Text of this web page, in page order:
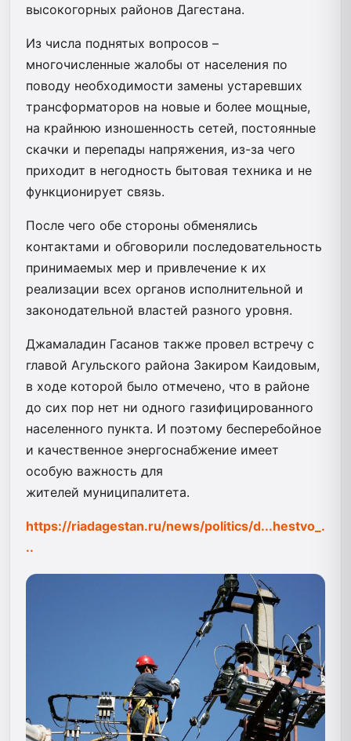
высокогорных районов Дагестана.
Из числа поднятых вопросов –
многочисленные жалобы от населения по
поводу необходимости замены устаревших
трансформаторов на новые и более мощные,
на крайнюю изношенность сетей, постоянные
скачки и перепады напряжения, из-за чего
приходит в негодность бытовая техника и не
функционирует связь.
После чего обе стороны обменялись
контактами и обговорили последовательность
принимаемых мер и привлечение к их
реализации всех органов исполнительной и
законодательной властей разного уровня.
Джамаладин Гасанов также провел встречу с
главой Агульского района Закиром Каидовым,
в ходе которой было отмечено, что в районе
до сих пор нет ни одного газифицированного
населенного пункта. И поэтому бесперебойное
и качественное энергоснабжение имеет
особую важность для
жителей муниципалитета.
https://riadagestan.ru/news/politics/d...hestvo_.
..